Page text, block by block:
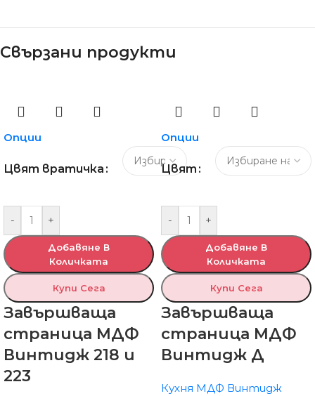
Свързани продукти
Опции
Цвят вратичка
- +
Добавяне В
Количката
Купи Сега
Завършваща
страница МДФ
Винтидж 218 и
223
Опции
Цвят
- +
Добавяне В
Количката
Купи Сега
Завършваща
страница МДФ
Винтидж Д
Кухня МДФ Винтидж